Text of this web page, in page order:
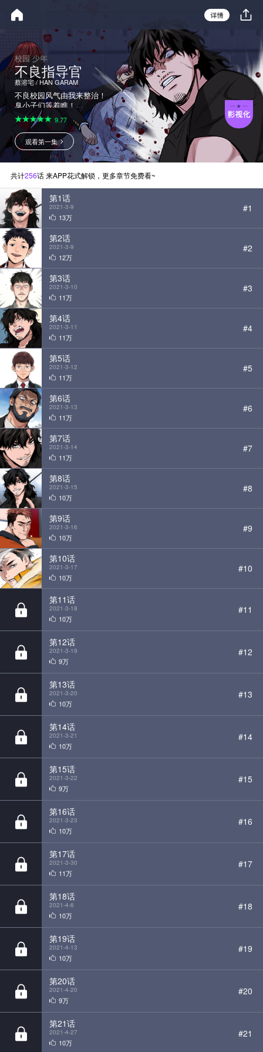
校园 少年
不良指导官
蔡溶宅 / HAN GARAM
不良校园风气由我来整治！
臭小子们等着瞧！
自从教师《禁止体罚法》出台后，
学生与教师权利对调。学生目无尊
长，教师碍于条文约束无法对学生
进行管理，教师的生存环境与校内
的不文明现象每况愈下。为了重新
树立起崩塌的教师权威，教育部新
建教师权威保护局，而所属教权保
护局的罗华振被特派到了问题学
校。不良学生VS不良指导官，最
后的胜利到底属于谁呢？
StarScore
9.77
观看第一集
共计256话 来APP花式解锁，更多章节免费看~
第1话
2021-3-9
13万
#1
第2话
2021-3-9
12万
#2
第3话
2021-3-10
11万
#3
第4话
2021-3-11
11万
#4
第5话
2021-3-12
11万
#5
第6话
2021-3-13
11万
#6
第7话
2021-3-14
11万
#7
第8话
2021-3-15
10万
#8
第9话
2021-3-16
10万
#9
第10话
2021-3-17
10万
#10
第11话
2021-3-18
10万
#11
第12话
2021-3-19
9万
#12
第13话
2021-3-20
10万
第14话
2021-3-21
10万
第15话
2021-3-22
9万
第16话
2021-3-23
10万
第17话
11万
第18话
2021-4-6
10万
#18
第19话
2021-4-13
10万
#19
第20话
9万
#20
第21话
第22话
2021-5-4